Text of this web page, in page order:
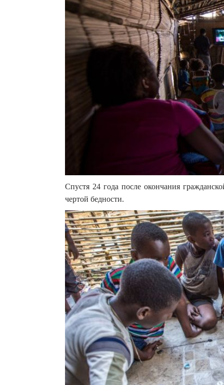
Спустя 24 года после окончания
чертой бедности.